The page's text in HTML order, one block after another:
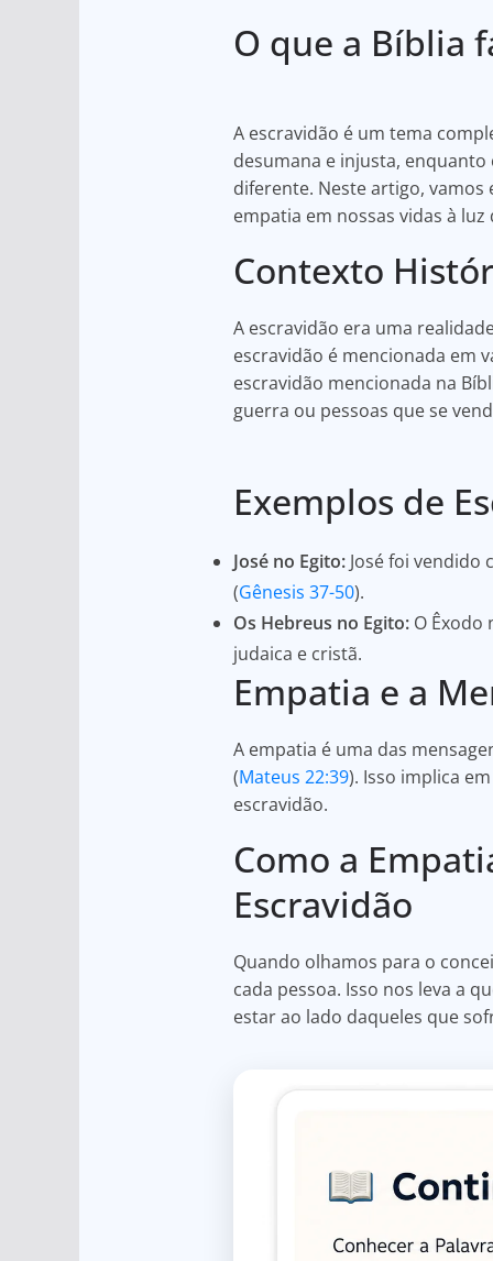
at
A
p
p
c
b
o
o
k
ar
O que a Bíblia
A escravidão é um tema
desumana e injusta,
diferente. Neste artigo,
empatia em nossas vidas à
Contexto
A escravidão era uma
escravidão é mencionada em
escravidão mencionada na
guerra ou pessoas que se
Exemplos de
José no Egito: José foi
(Gênesis 37-50).
Os Hebreus no Egito: O
judaica e cristã.
Empatia e a
A empatia é uma das
(Mateus 22:39). Isso implica
escravidão.
Como a
Escravidão
Quando olhamos para o
cada pessoa. Isso nos leva a
estar ao lado daqueles que